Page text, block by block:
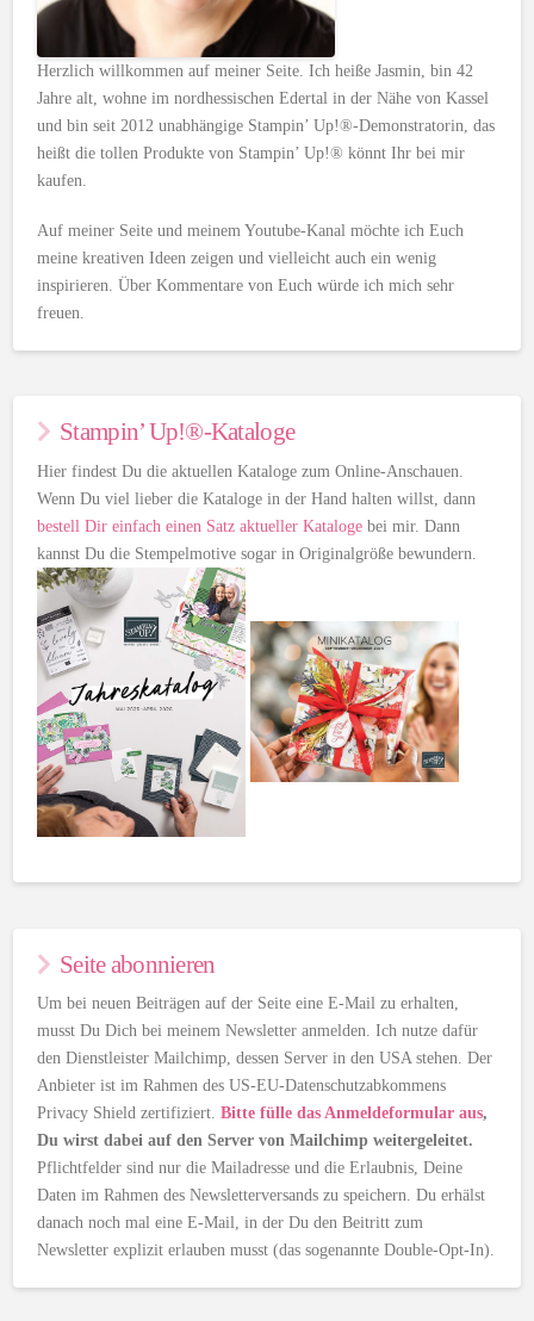
Herzlich willkommen auf meiner Seite. Ich heiße Jasmin, bin 42
Jahre alt, wohne im nordhessischen Edertal in der Nähe von Kassel
und bin seit 2012 unabhängige Stampin’ Up!®-Demonstratorin, das
heißt die tollen Produkte von Stampin’ Up!® könnt Ihr bei mir
kaufen.
Auf meiner Seite und meinem Youtube-Kanal möchte ich Euch
meine kreativen Ideen zeigen und vielleicht auch ein wenig
inspirieren. Über Kommentare von Euch würde ich mich sehr
freuen.
Stampin’ Up!®-Kataloge
Hier findest Du die aktuellen Kataloge zum Online-Anschauen.
Wenn Du viel lieber die Kataloge in der Hand halten willst, dann
bestell Dir einfach einen Satz aktueller Kataloge bei mir. Dann
kannst Du die Stempelmotive sogar in Originalgröße bewundern.
Seite abonnieren
Um bei neuen Beiträgen auf der Seite eine E-Mail zu erhalten,
musst Du Dich bei meinem Newsletter anmelden. Ich nutze dafür
den Dienstleister Mailchimp, dessen Server in den USA stehen. Der
Anbieter ist im Rahmen des US-EU-Datenschutzabkommens
Privacy Shield zertifiziert.Bitte fülle das Anmeldeformular aus,
Du wirst dabei auf den Server von Mailchimp weitergeleitet.
Pflichtfelder sind nur die Mailadresse und die Erlaubnis, Deine
Daten im Rahmen des Newsletterversands zu speichern. Du erhälst
danach noch mal eine E-Mail, in der Du den Beitritt zum
Newsletter explizit erlauben musst (das sogenannte Double-Opt-In).